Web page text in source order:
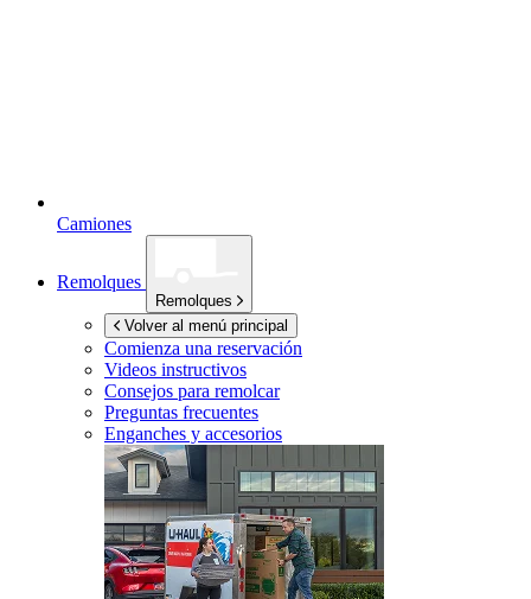
Camiones
Remolques
Remolques
Volver al menú principal
Comienza una reservación
Videos instructivos
Consejos para remolcar
Preguntas frecuentes
Enganches y accesorios